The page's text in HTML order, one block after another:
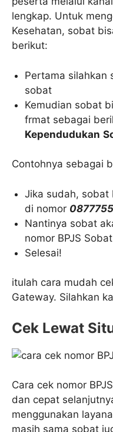
lengkap. Untuk
Kesehatan, sobat
berikut:
Pertama silahkan
sobat
Kemudian sobat
frmat sebagai
Kependudukan
Contohnya sebagai
Jika sudah, sobat
di nomor
Nantinya sobat
nomor BPJS Sobat
Selesai!
itulah cara mudah
Gateway. Silahkan
Cek Lewat
Cara cek nomor
dan cepat
menggunakan
masih sama sobat